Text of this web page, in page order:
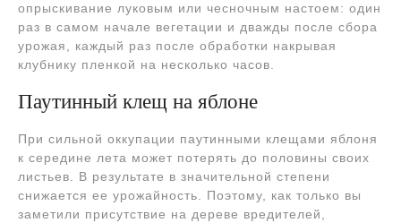
опрыскивание луковым или чесночным настоем: один
раз в самом начале вегетации и дважды после сбора
урожая, каждый раз после обработки накрывая
клубнику пленкой на несколько часов.
Паутинный клещ на яблоне
При сильной оккупации паутинными клещами яблоня
к середине лета может потерять до половины своих
листьев. В результате в значительной степени
снижается ее урожайность. Поэтому, как только вы
заметили присутствие на дереве вредителей,